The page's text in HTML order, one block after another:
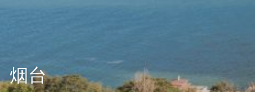
烟台